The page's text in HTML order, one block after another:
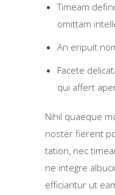
Timeam
omittam
An eripuit
Facete
qui affert
Nihil quaeque
noster fierent
tation, nec
ne integre
efficiantur ut